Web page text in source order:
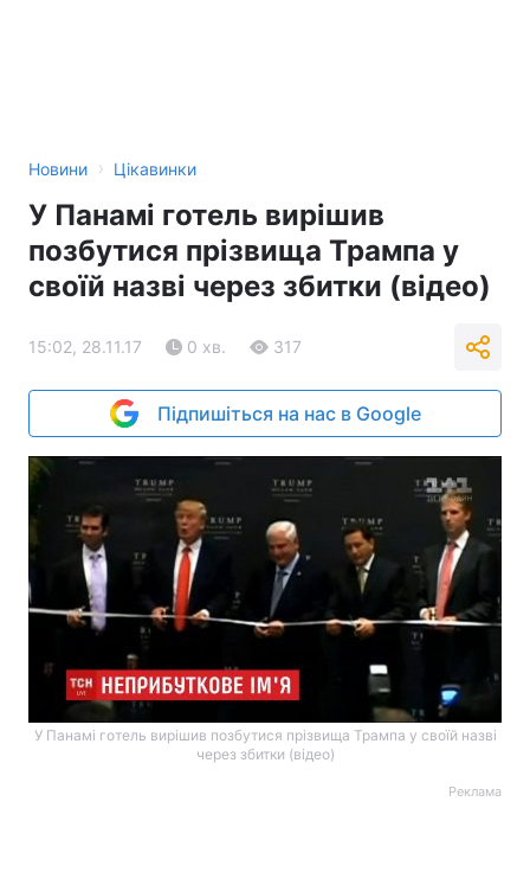
Новини › Цікавинки
У Панамі готель вирішив
позбутися прізвища Трампа у
своїй назві через збитки (відео)
15:02, 28.11.17 0 хв. 317
Підпишіться на нас в Google
У Панамі готель вирішив позбутися прізвища Трампа у своїй назві
через збитки (відео)
Реклама